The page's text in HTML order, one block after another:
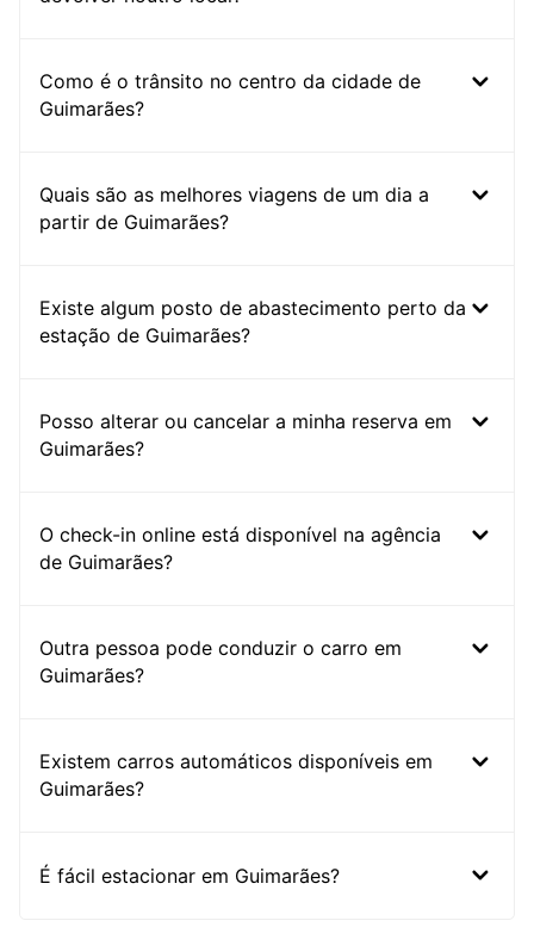
Como é o trânsito no centro da cidade de
Guimarães?
Quais são as melhores viagens de um dia a
partir de Guimarães?
Existe algum posto de abastecimento perto da
estação de Guimarães?
Posso alterar ou cancelar a minha reserva em
Guimarães?
O check-in online está disponível na agência
de Guimarães?
Outra pessoa pode conduzir o carro em
Guimarães?
Existem carros automáticos disponíveis em
Guimarães?
É fácil estacionar em Guimarães?